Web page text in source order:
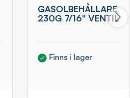
GASOLBEHÅLLARE
230G 7/16" VENTIL
Finns i lager